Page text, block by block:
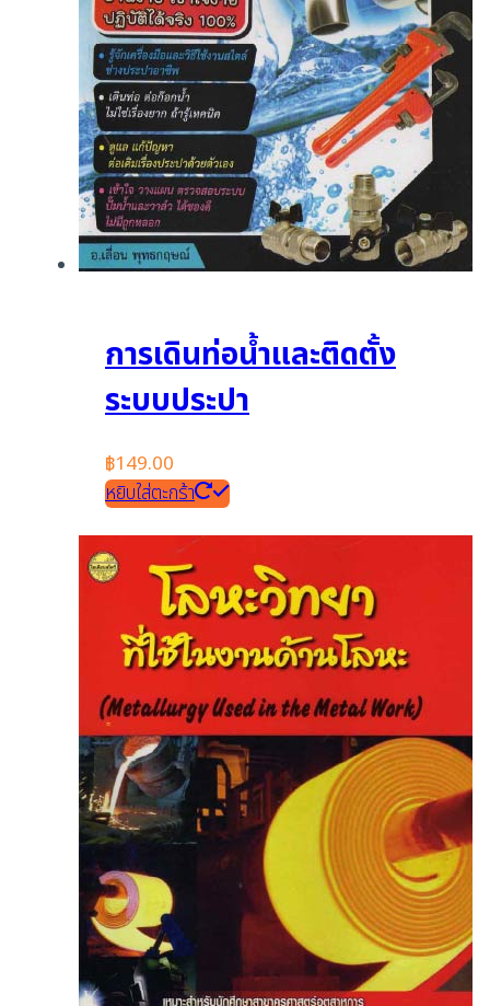
การเดินท่อน้ำและติดตั้ง
ระบบประปา
฿149.00
หยิบใส่ตะกร้า